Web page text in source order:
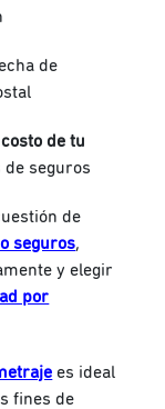
de
de tu
de seguros
de
seguros,
y elegir
por
es ideal
fines de